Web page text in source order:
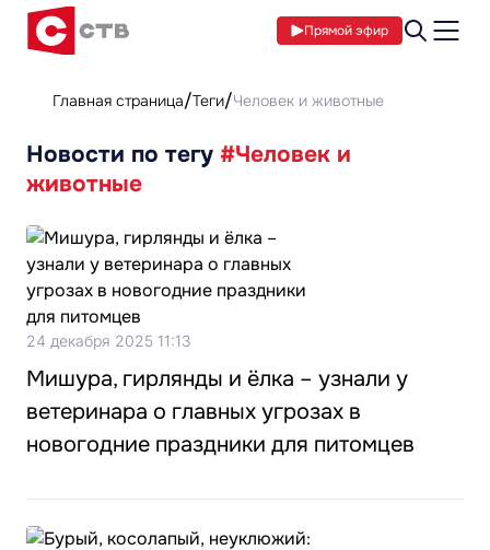
Прямой эфир
Главная страница Теги Человек и животные
Новости по тегу #Человек и
животные
24 декабря 2025 11:13
Мишура, гирлянды и ёлка – узнали у
ветеринара о главных угрозах в
новогодние праздники для питомцев